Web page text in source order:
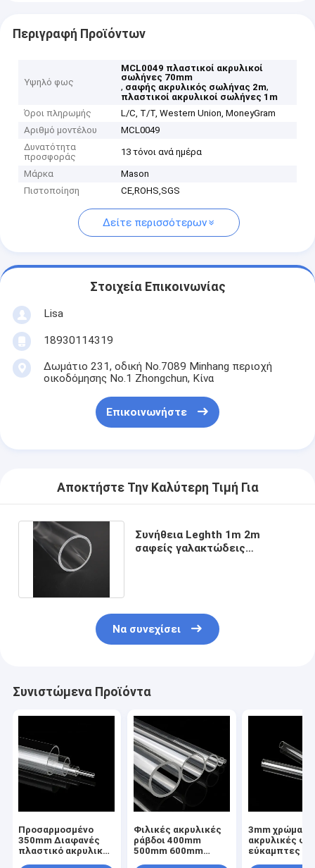
Περιγραφή Προϊόντων
Υψηλό φως
MCL0049 πλαστικοί ακρυλικοί
σωλήνες 70mm
, σαφής ακρυλικός σωλήνας 2m,
πλαστικοί ακρυλικοί σωλήνες 1m
Όροι πληρωμής
L/C, T/T, Western Union, MoneyGram
Αριθμό μοντέλου
MCL0049
Δυνατότητα
προσφοράς
13 τόνοι ανά ημέρα
Μάρκα
Mason
Πιστοποίηση
CE,ROHS,SGS
Δείτε περισσότερων
Στοιχεία Επικοινωνίας
Lisa
18930114319
Δωμάτιο 231, οδική No.7089 Minhang περιοχή
οικοδόμησης No.1 Zhongchun, Κίνα
Επικοινωνήστε
Αποκτήστε Την Καλύτερη Τιμή Για
Συνήθεια Leghth 1m 2m
σαφείς γαλακτώδεις
Να συνεχίσει
Συνιστώμενα Προϊόντα
Προσαρμοσμένο
350mm Διαφανές
πλαστικό ακρυλικό
Φιλικές ακρυλικές
ράβδοι 400mm
500mm 600mm
3mm
ακρυλικές
εύκαμπτες